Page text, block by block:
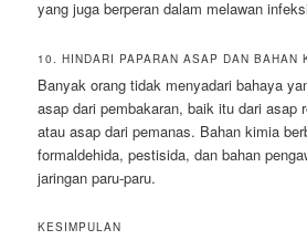
yang juga berperan dalam melawan
10. HINDARI PAPARAN ASAP DAN BAHAN
Banyak orang tidak menyadari bahaya
asap dari pembakaran, baik itu dari asap
atau asap dari pemanas. Bahan kimia
formaldehida, pestisida, dan bahan
jaringan paru-paru.
KESIMPULAN